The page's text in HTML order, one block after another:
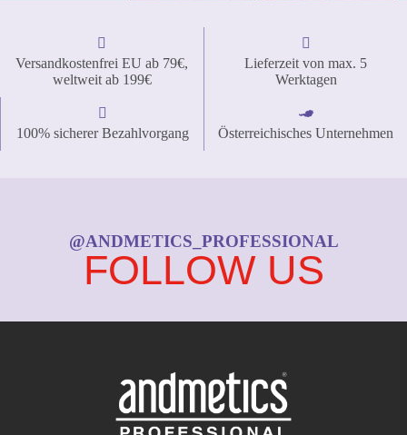
Versandkostenfrei EU ab 79€,
weltweit ab 199€
Lieferzeit von max. 5
Werktagen
100% sicherer Bezahlvorgang Österreichisches Unternehmen
@ANDMETICS_PROFESSIONAL
FOLLOW US